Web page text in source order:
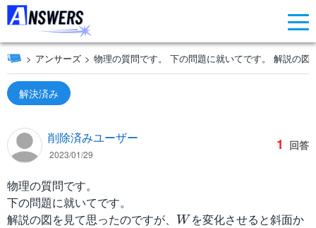
アンサーズ 物理の質問です。 下の問題に就いてです。 解説の図
解決済み
削除済みユーザー
2023/01/29
1 回答
物理の質問です。
下の問題に就いてです。
解説の図を見て思ったのですが、 W
W を変化させると斜面か